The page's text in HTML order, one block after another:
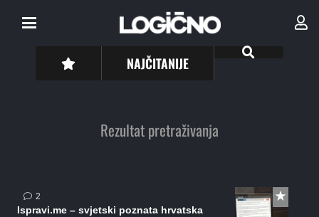
NAJČITANIJE
Rezultat pretraživanja
2komentara
Ispravi.me – svjetski poznata hrvatska